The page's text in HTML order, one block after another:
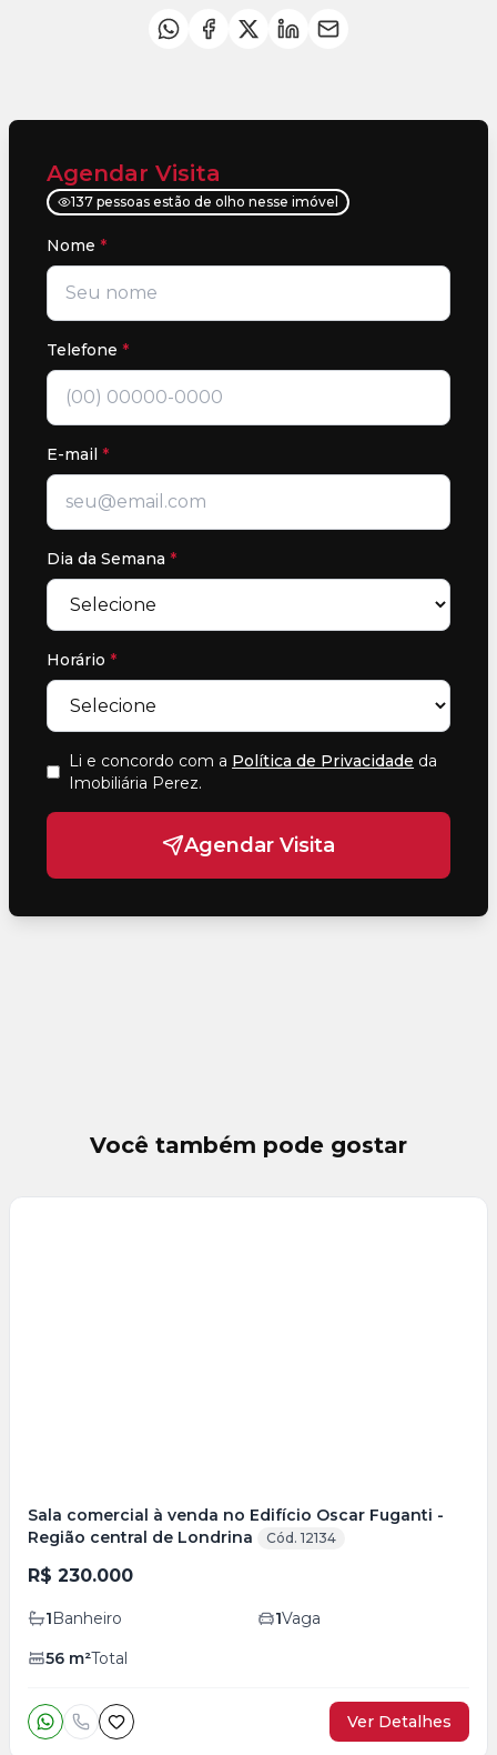
Agendar Visita
137 pessoas estão de olho nesse imóvel
Nome *
Telefone *
E-mail *
Dia da Semana *
Horário *
Li e concordo com a Política de Privacidade da
Imobiliária Perez.
Agendar Visita
Você também pode gostar
Sala comercial à venda no Edifício Oscar Fuganti -
Região central de Londrina
Cód. 12134
R$ 230.000
1Banheiro 1Vaga
56 m²Total
Ver Detalhes